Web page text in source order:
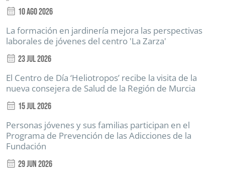
10 Ago 2026
La formación en jardinería mejora las perspectivas
laborales de jóvenes del centro 'La Zarza'
23 Jul 2026
El Centro de Día ‘Heliotropos’ recibe la visita de la
nueva consejera de Salud de la Región de Murcia
15 Jul 2026
Personas jóvenes y sus familias participan en el
Programa de Prevención de las Adicciones de la
Fundación
29 Jun 2026